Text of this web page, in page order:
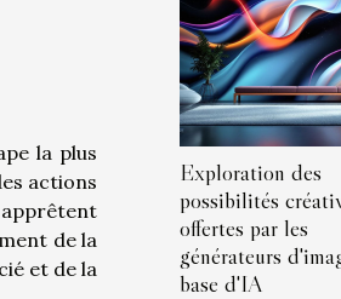
la plus
actions
apprêtent
de la
et de la
Exploration des
possibilités
offertes par les
générateurs
base d'IA